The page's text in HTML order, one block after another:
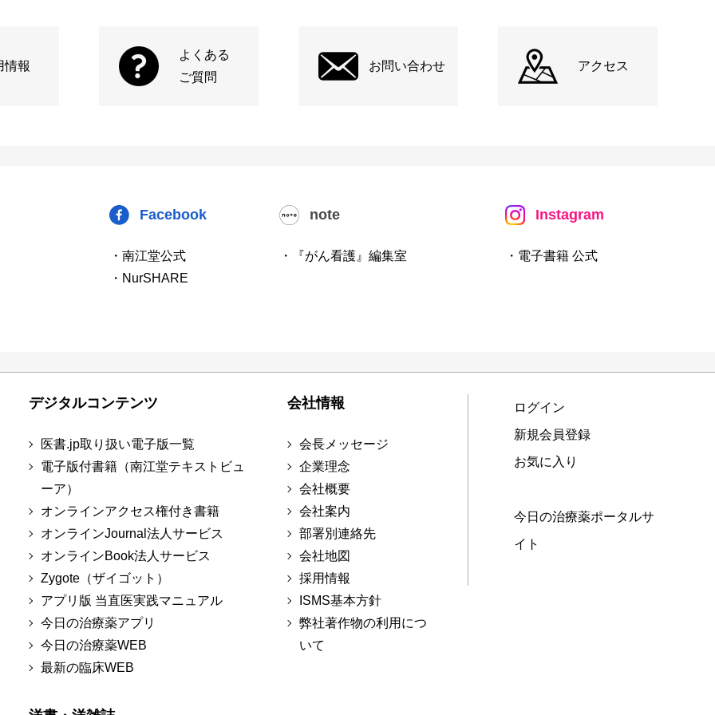
情報
よくある
ご質問
お問い合わせ アクセス
Facebook
・南江堂公式
・NurSHARE
note
・『がん看護』編集室
Instagram
・電子書籍 公式
デジタルコンテンツ
医書.jp取り扱い電子版一覧
電子版付書籍（南江堂テキストビュ
ーア）
オンラインアクセス権付き書籍
オンラインJournal法人サービス
オンラインBook法人サービス
Zygote（ザイゴット）
アプリ版 当直医実践マニュアル
今日の治療薬アプリ
今日の治療薬WEB
最新の臨床WEB
会社情報
会長メッセージ
企業理念
会社概要
会社案内
部署別連絡先
会社地図
採用情報
ISMS基本方針
弊社著作物の利用につ
いて
ログイン
新規会員登録
お気に入り
今日の治療薬ポータルサ
イト